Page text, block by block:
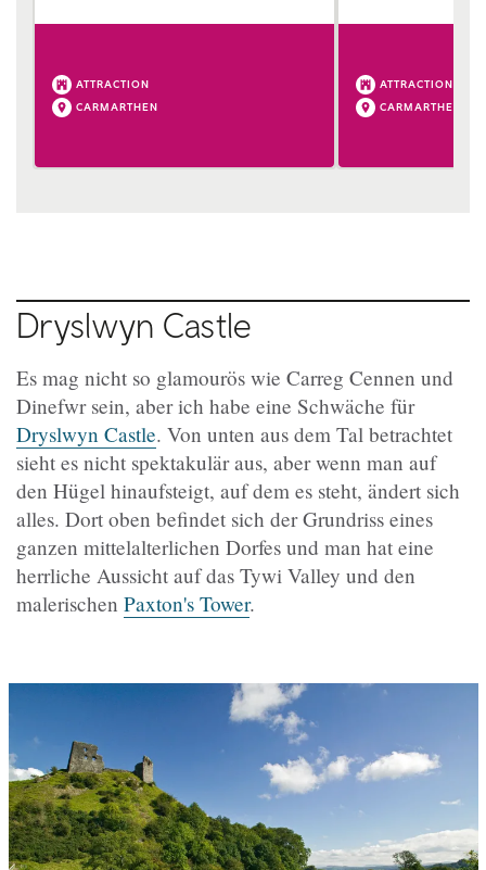
ATTRACTION
CARMARTHEN
ATTRACTION
CARMARTHEN
Dryslwyn Castle
Es mag nicht so glamourös wie Carreg Cennen und
Dinefwr sein, aber ich habe eine Schwäche für
Dryslwyn Castle. Von unten aus dem Tal betrachtet
sieht es nicht spektakulär aus, aber wenn man auf
den Hügel hinaufsteigt, auf dem es steht, ändert sich
alles. Dort oben befindet sich der Grundriss eines
ganzen mittelalterlichen Dorfes und man hat eine
herrliche Aussicht auf das Tywi Valley und den
malerischen Paxton's Tower.